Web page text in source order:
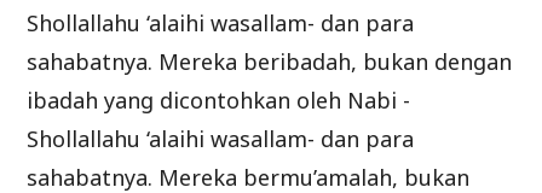
Shollallahu ‘alaihi wasallam- dan para
sahabatnya. Mereka beribadah, bukan dengan
ibadah yang dicontohkan oleh Nabi -
Shollallahu ‘alaihi wasallam- dan para
sahabatnya. Mereka bermu’amalah, bukan